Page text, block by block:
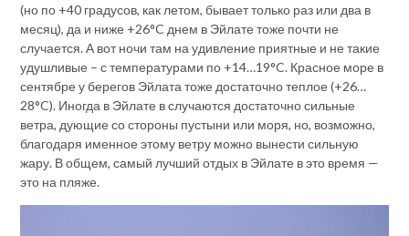
(но по +40 градусов, как летом, бывает только раз или два в
месяц), да и ниже +26°C днем в Эйлате тоже почти не
случается. А вот ночи там на удивление приятные и не такие
удушливые – с температурами по +14…19°C. Красное море в
сентябре у берегов Эйлата тоже достаточно теплое (+26…
28°C). Иногда в Эйлате в случаются достаточно сильные
ветра, дующие со стороны пустыни или моря, но, возможно,
благодаря именное этому ветру можно вынести сильную
жару. В общем, самый лучший отдых в Эйлате в это время —
это на пляже.